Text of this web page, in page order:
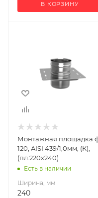
В КОРЗИНУ
Глубина, мм
Высота, мм
160
Материал
Нержавеющая
сталь
Производитель
УМК
Монтажная площадка
120, AISI 439/1,0мм, (К),
(пл.220х240)
Есть в наличии
Ширина, мм
240